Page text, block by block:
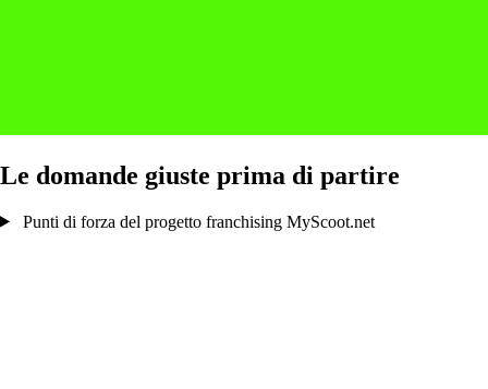
Le domande giuste prima di partire
Punti di forza del progetto franchising MyScoot.net